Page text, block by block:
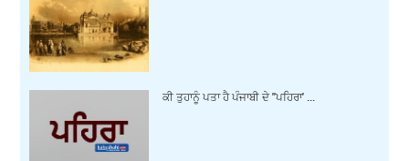
ਕੀ ਤੁਹਾਨੂੰ ਪਤਾ ਹੈ ਪੰਜਾਬੀ ਦੇ ''ਪਹਿਰਾ' ...